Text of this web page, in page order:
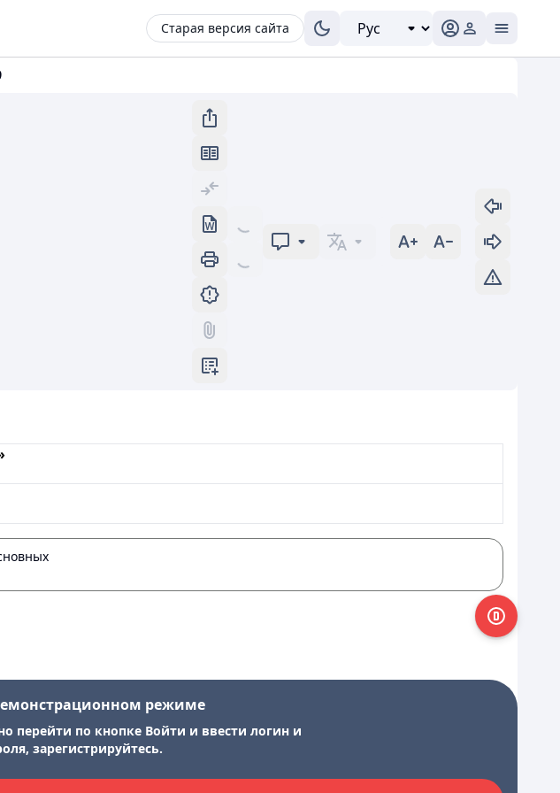
Старая версия сайта
режиме
перейти по кнопке Войти и ввести логин и
зарегистрируйтесь.